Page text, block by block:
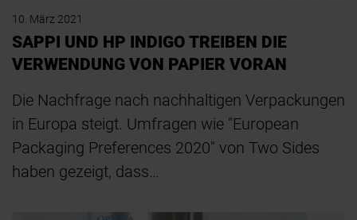
10. März 2021
SAPPI UND HP INDIGO TREIBEN DIE
VERWENDUNG VON PAPIER VORAN
Die Nachfrage nach nachhaltigen Verpackungen
in Europa steigt. Umfragen wie "European
Packaging Preferences 2020" von Two Sides
haben gezeigt, dass…